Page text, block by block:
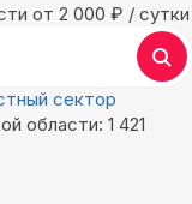
oт 2 000 ₽ / сутки
сектор
области: 1 421